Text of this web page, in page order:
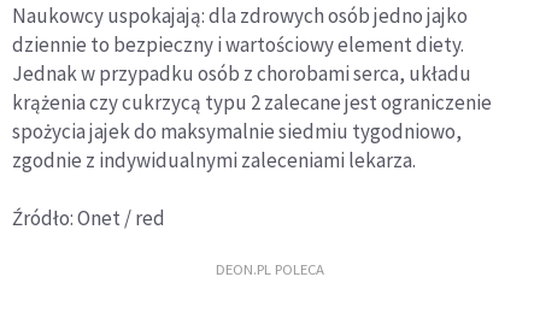
Naukowcy uspokajają: dla zdrowych osób jedno jajko
dziennie to bezpieczny i wartościowy element diety.
Jednak w przypadku osób z chorobami serca, układu
krążenia czy cukrzycą typu 2 zalecane jest ograniczenie
spożycia jajek do maksymalnie siedmiu tygodniowo,
zgodnie z indywidualnymi zaleceniami lekarza.
Źródło: Onet / red
DEON.PL POLECA